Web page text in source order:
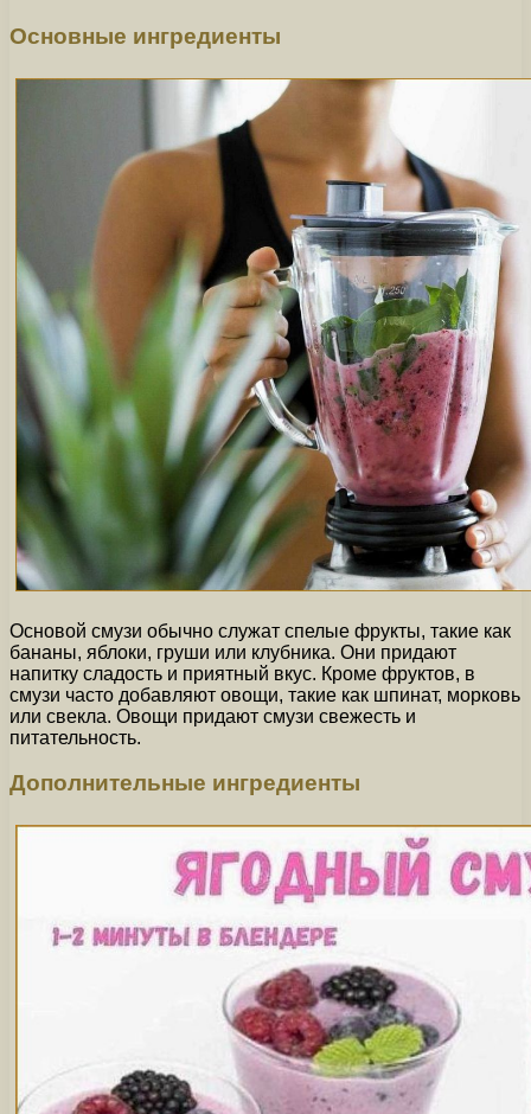
Основные ингредиенты
Основой смузи обычно служат спелые фрукты, такие как
бананы, яблоки, груши или клубника. Они придают
напитку сладость и приятный вкус. Кроме фруктов, в
смузи часто добавляют овощи, такие как шпинат, морковь
или свекла. Овощи придают смузи свежесть и
питательность.
Дополнительные ингредиенты